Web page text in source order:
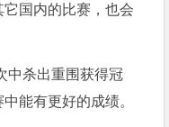
国内的比赛，也会
中杀出重围获得冠
能有更好的成绩。